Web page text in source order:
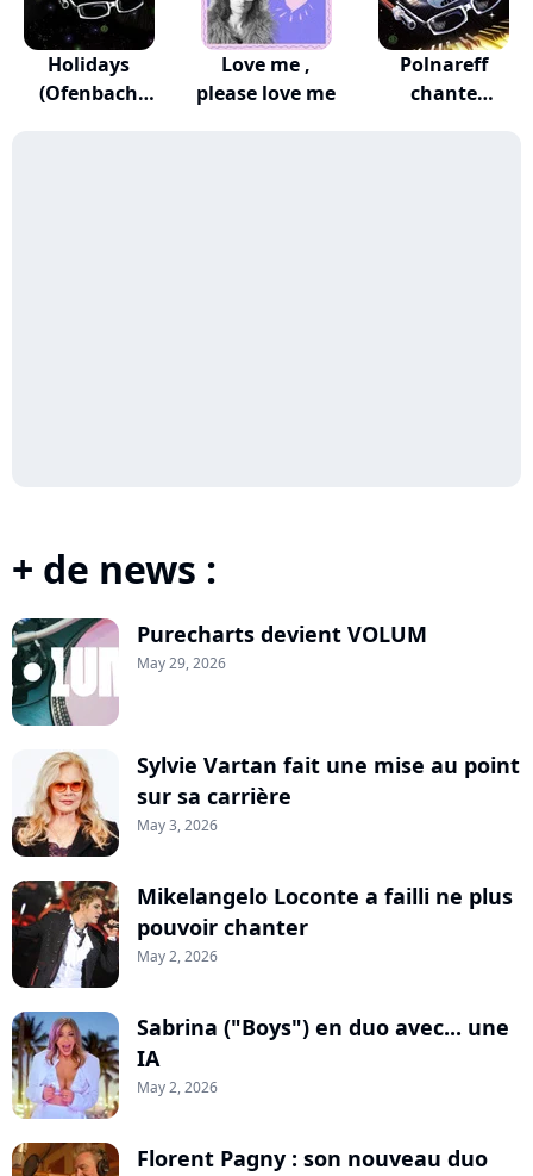
Holidays
(Ofenbach
Love me ,
please love me
Polnareff
chante
+ de news :
Purecharts devient VOLUM
May 29, 2026
Sylvie Vartan fait une mise au point
sur sa carrière
May 3, 2026
Mikelangelo Loconte a failli ne plus
pouvoir chanter
May 2, 2026
Sabrina ("Boys") en duo avec... une
IA
May 2, 2026
Florent Pagny : son nouveau duo